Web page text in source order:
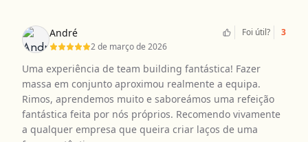
André
2 de março de 2026
Foi útil? 3
Uma experiência de team building fantástica! Fazer
massa em conjunto aproximou realmente a equipa.
Rimos, aprendemos muito e saboreámos uma refeição
fantástica feita por nós próprios. Recomendo vivamente
a qualquer empresa que queira criar laços de uma